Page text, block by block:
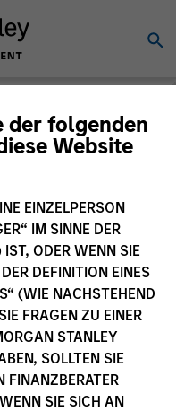
der folgenden
Website
EINZELPERSON
IM SINNE DER
ODER WENN SIE
DEFINITION EINES
(WIE NACHSTEHEND
FRAGEN ZU EINER
STANLEY
SOLLTEN SIE
FINANZBERATER
SIE SICH AN